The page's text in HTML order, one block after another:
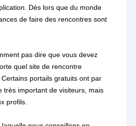
Dès lors que du monde
de faire des rencontres sont
pas dire que vous devez
quel site de rencontre
portails gratuits ont par
très important de visiteurs, mais
profils.